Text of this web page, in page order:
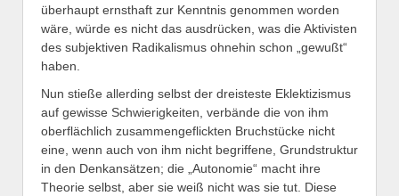
überhaupt ernsthaft zur Kenntnis genommen worden
wäre, würde es nicht das ausdrücken, was die Aktivisten
des subjektiven Radikalismus ohnehin schon „gewußt“
haben.
Nun stieße allerding selbst der dreisteste Eklektizismus
auf gewisse Schwierigkeiten, verbände die von ihm
oberflächlich zusammengeflickten Bruchstücke nicht
eine, wenn auch von ihm nicht begriffene, Grundstruktur
in den Denkansätzen; die „Autonomie“ macht ihre
Theorie selbst, aber sie weiß nicht was sie tut. Diese